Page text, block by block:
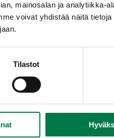
mainosalan ja analytiikka-
voivat yhdistää näitä tietoja
Tilastot